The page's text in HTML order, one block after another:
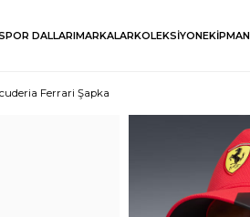
DALLARIMARKALARKOLEKSİYONEKİPMAN
Ferrari Şapka